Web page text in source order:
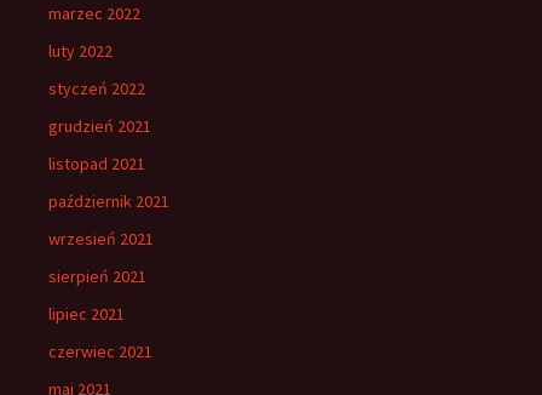
marzec 2022
luty 2022
styczeń 2022
grudzień 2021
listopad 2021
październik 2021
wrzesień 2021
sierpień 2021
lipiec 2021
czerwiec 2021
maj 2021